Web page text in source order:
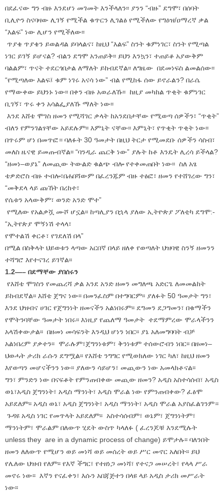
በደፈናው ግን ብዙ እንደሆነ መገመት እንችላለን፡፡ ያንን “ብዙ” ደግሞ፣ በሰባት
ቢሊዮን ስናባዛው ሊገኝ የሚችል ቁጥርን ሊገልፅ የሚችለው የግዕዝ/ዐማረኛ ቃል
“እልፍ” ነው ሊሆን የሚችለው፡፡
ጥያቄ ጥያቄን ይወልዳል ይባላልና፣ ከዚህ “እልፍ” ስንት ቁምነገር፣ ስንት የሚጣል
ነገር ይገኝ ይሆናል? ብልን ደግሞ አንጠይቅ፡፡ ይህን እንኳን፣ ተጠይቆ አያውቅም
ባልልም፣ ጥናት ተደርጎበታል ለማለት ይከብደኛል፡፡ ለግዜው በደመነፍስ ልመልሰው፡፡
“የሚጣለው እልፍ፤ ቁም ነገሩ አናሳ ነው” ብል የሚከፋ ሰው ይኖራልን? በራሴ
የማውቀው ይህንኑ ነው፡፡ በቀን ብዙ አወራለኹ፡፡ ከዚያ መካከል ጥቂት ቁምነገር
ቢገኝ፣ ጥሩ ቀን አሳልፌያለኹ ማለት ነው፡፡
እንደ እሸቴ ሞገስ ዘመን የሚሻገር ቃላት ከአንደበታቸው የሚወጣ ሰዎችን፣ “ጥቂት”
ብለን የምንገልፃቸው አይደሉም፡፡ እምኒት ናቸው፡፡ እምኒት፣ የጥቂት ጥቂት ነው፡፡
በጥሩም ሆነ በመጥፎ። ባለፉት 30 ዓመታት በዚህ ትርታ የሚመደቡ ሰዎችን ሳስብ፣
መለስ ዜናዊ ይመጡብኛል፡፡ “ባንዲራ ጨርቅ ነው” ያሉት ከቶ እንዴት ሊረሳ ይችላል?
“ዘመነ–ወያኔ” ለመጪው ትውልድ ቁልጭ ብሎ የተቀመጠበት ነው፡፡ ስለ አፄ
ቴዎድሮስ ብዙ ተብሎ፣በሐበሻውም በፈረንጁም ብዙ ተፅፎ፣ ዘመን የተሸገረው ግን፣
“መቅደላ ላይ ጩኸት በረከተ፣
የሴቱን አላውቅም፣ ወንድ አንድ ሞተ”
የሚለው የአልቃሿ ሙሾ ሆኗል፡፡ ከጣሊያን በኋላ ያለው ኢትዮጵያ ፖለቲካ ደግሞ:-
“ኢትየጵያ ሞኝነሽ ተላላ፣
የሞተልሽ ቀርቶ፣ የገደለሽ በላ”
በሚል በስቅላት ህይወቱን ላጣው አርበኛ በላይ ዘለቀ የወጣለት ህዝባዊ ስንኝ ዘመንን
ተሻግሮ እየተናገረ ይገኛል፡፡
1.2—– በደማቸው ያበሰሩን
የእሸቴ ሞገስን የመጨረሻ ቃል አንደ አንድ ዘመን መግለጫ አድርጌ ለመመልከት
ይከብደኛል፡፡ እሸቴ ጀግና ነው፡፡ በመንፈስም በተግባርም፡፡ ያለፉት 50 ዓመታት ግን፣
እንደ ህዝብና ሀገር የጀግንነት ዘመናችን አልነበሩም፡፡ ደግመን ደጋግመን፣ በቁማችን
የሞትንባቸው ዓመታት ነበሩ፡፡ እነዚያ የጨለማ ዓመታት ተደማምረው ሞራላችንን
አላሽቀውታል፡፡ በዘመነ መሳፍንት እንዲህ ሆነን ነበር፡፡ ያኔ አለመግባባት ብቻ
አልነበረም ያቃተን፡፡ ሞራሉም፣ጀግንነቱም፣ ቅንነቱም ተሰውሮብን ነበር፡፡ በዘመነ–
ህወሓት ታሪክ ራሱን ደግሟል፡፡ የእሸቴ ንግግር የሚወክለው ነገር ካለ፣ ከዚህ ዘመን
እየወጣን መሆናችንን ነው፡፡ ያለውን ሳይሆን፣ መጪውን ነው አመላክቶናል፡፡
ግን፣ ምንድን ነው በናፍቆት የምንጠብቀው መጪው ዘመን? አዲስ አስተሳሰብ፣ አዲስ
ወኔ፣አዲስ ጀግንነት፣ አዲስ ማንነት፣ አዲስ ሞራል ነው የምንጠብቀው? ፈፅሞ
አይደለም፡፡ አዲስ ወኔ፣ አዲስ ጀግንነት፣ አዲስ ማንነት፣ አዲስ ሞራል አያስፈልገንም።
ጉዳዩ አዲስ ነገር የመጥላት አይደለም፡፡ አስተሳሰብም፣ ወኔም፣ ጀግንነትም፣
ማንነትም፣ ሞራልም በለውጥ ሂደት ውስጥ ካላለፉ ( ፈረንጆቹ እንደሚሉት
unless they are in a dynamic process of change) ይሞታሉ፡፡ ባለንበት
ዘመን ለለውጥ የሚሆን ወይ መነሻ ወይ መሰረት ወይ ሥር መኖር አለበት፡፡ ይህ
የሌለው ህዝብ የለም፡፡ የእኛ ችግር፣ የተዘነጋ መነሻ፣ የተናጋ መሠረት፣ የላላ ሥራ
መኖሩ ነው፡፡ እኛን የናፈቀን፣ እሱን አበጃጅተን በላዩ ላይ አዲስ ታሪክ መሥራት
ነው፡፡